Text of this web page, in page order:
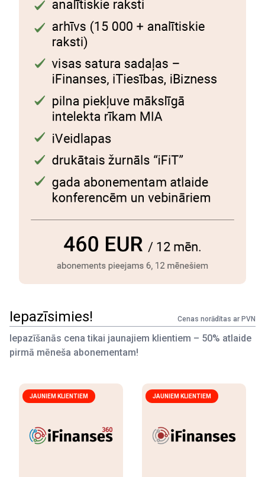
Iepazīsimies! Cenas norādītas ar PVN
Iepazīšanās cena tikai jaunajiem klientiem – 50% atlaide
pirmā mēneša abonementam!
JAUNIEM KLIENTIEM JAUNIEM KLIENTIEM